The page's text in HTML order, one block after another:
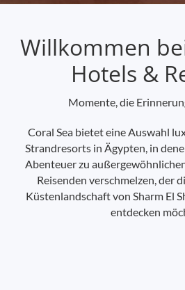
Willkommen
Hotels &
Momente, die
Coral Sea bietet eine Auswahl
Strandresorts in Ägypten, in
Abenteuer zu
Reisenden verschmelzen, der
Küstenlandschaft von Sharm El
entdecken